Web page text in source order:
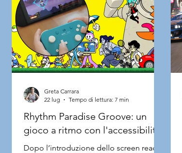
Rhythm Paradise Groove: un
gioco a ritmo con l'accessibilità
Dopo l’introduzione dello screen reader
Greta Carrara
22 lug
Tempo di lettura: 7 min